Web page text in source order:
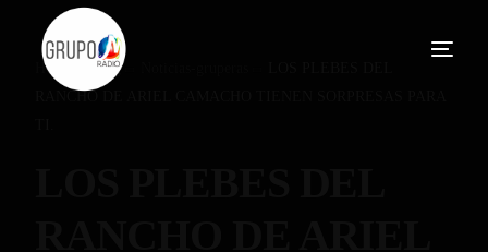
Home Blog
RANCHO DE ARIEL CAMACHO TIENEN SORPRESAS PARA